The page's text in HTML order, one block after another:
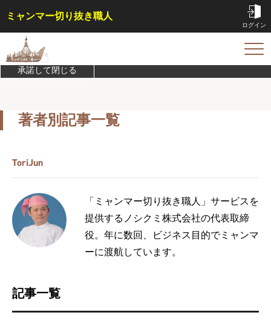
このサイトは機能実現/改善のためにCookieを利用します。
プライバシ
ーポリシーを確認
承諾して閉じる
ミャンマー切り抜き職人
ログイン
はじめての方へ
ご依頼方法
よくある質問
TOP
サービス内容・料金
事例
お問い合わせ
著者別記事一覧
ToriJun
「ミャンマー切り抜き職人」サービスを
提供するノシクミ株式会社の代表取締
役。年に数回、ビジネス目的でミャンマ
ーに渡航しています。
記事一覧